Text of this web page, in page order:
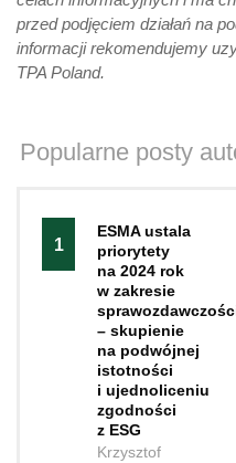
przed podjęciem działań na
informacji rekomendujemy
TPA Poland.
Popularne posty
1
ESMA ustala
priorytety
na 2024 rok
w zakresie
– skupienie
na podwójnej
istotności
i ujednoliceniu
zgodności
z ESG
Krzysztof